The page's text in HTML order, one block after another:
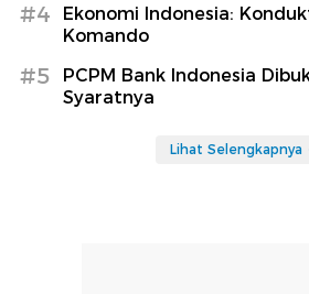
#4
Ekonomi Indonesia:
Komando
#5
PCPM Bank Indonesia
Syaratnya
Lihat Selengkapnya